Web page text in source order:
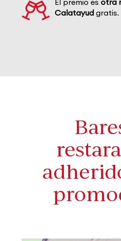
El premio es otra
Calatayudgratis.